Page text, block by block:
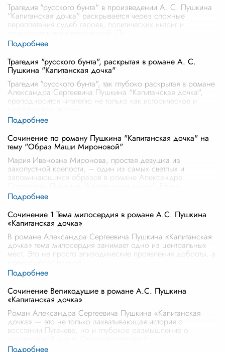
Трагедия "русского бунта" в произведении А. С. Пушкина
"Капитанская дочка" раскрывается через сложные
переплетения судеб героев, политических интриг и
Трагедия "русского бунта", раскрытая в романе А. С.
Пушкина "Капитанская дочка"
Трагедия "русского бунта", так глубоко раскрытая в романе
Александра Сергеевича Пушкина "Капитанская дочка",
преподносится читателю не только как историческое и
Сочинение по роману Пушкина "Капитанская дочка" на
тему "Образ Маши Мироновой"
Мария Ивановна Миронова, простая девушка из
захолустной крепости, – один из самых светлых и
запоминающихся образов в романе Александра
Сочинение 1 Тема милосердия в романе А.С. Пушкина
«Капитанская дочка»
В романе Александра Сергеевича Пушкина «Капитанская
дочка» тема милосердия занимает одно из центральных
мест. Это не просто эпизодические проявления доброты, а
Сочинение Великодушие в романе А.С. Пушкина
«Капитанская дочка»
Роман Александра Сергеевича Пушкина «Капитанская
дочка» — это не только захватывающая история о
восстании Пугачева, но и глубокое размышление о